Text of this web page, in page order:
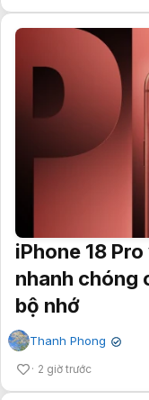
iPhone 18
nhanh chóng
bộ nhớ
Thanh Phong ✔
2 giờ trước